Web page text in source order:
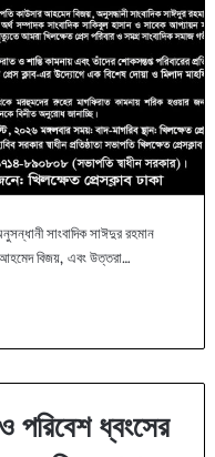
সাংবাদিক সাঈদুর রহমান
আহমেদ বিজয়, এবং উত্তরা…
পরিবেশ ধ্বংসের